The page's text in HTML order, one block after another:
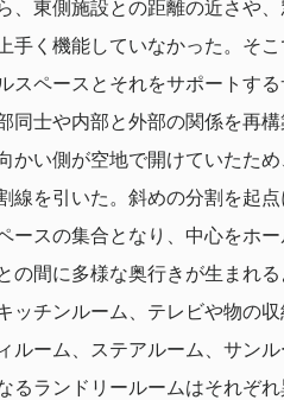
、東側施設との距離の近さや
手く機能していなかった。そ
スペースとそれをサポートす
同士や内部と外部の関係を再構
かい側が空地で開けていたた
線を引いた。斜めの分割を起
ースの集合となり、中心をホ
の間に多様な奥行きが生まれ
ッチンルーム、テレビや物の
ルーム、ステアルーム、サン
るランドリールームはそれぞ